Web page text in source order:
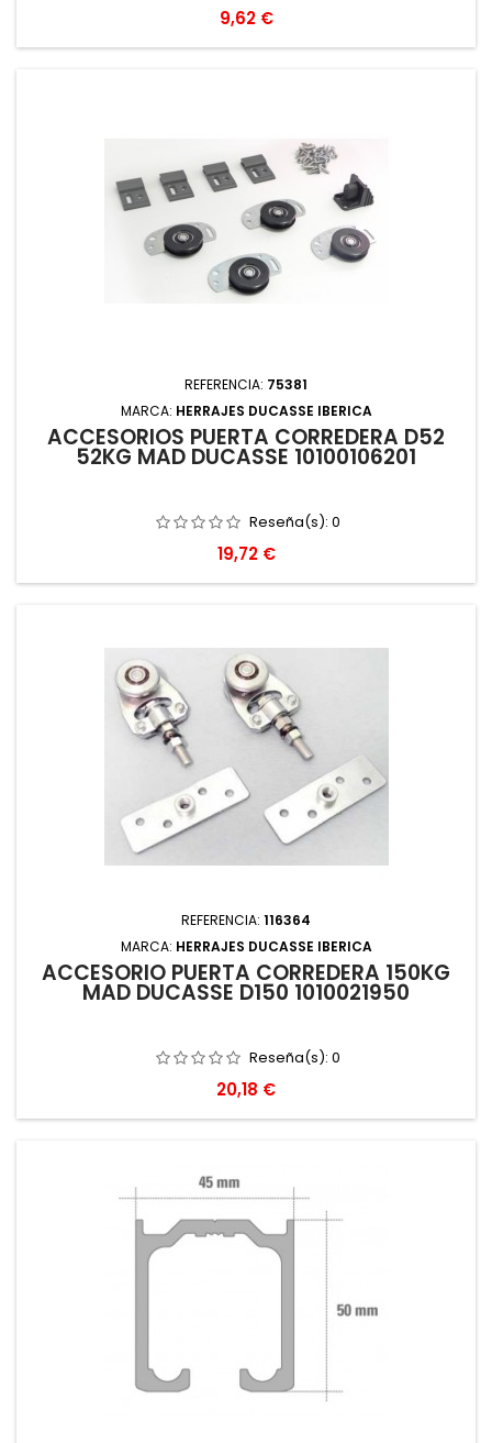
Precio
9,62 €
REFERENCIA: 75381
MARCA: HERRAJES DUCASSE IBERICA
ACCESORIOS PUERTA CORREDERA D52
52KG MAD DUCASSE 10100106201
Reseña(s): 0
Precio
19,72 €
REFERENCIA: 116364
MARCA: HERRAJES DUCASSE IBERICA
ACCESORIO PUERTA CORREDERA 150KG
MAD DUCASSE D150 1010021950
Reseña(s): 0
Precio
20,18 €